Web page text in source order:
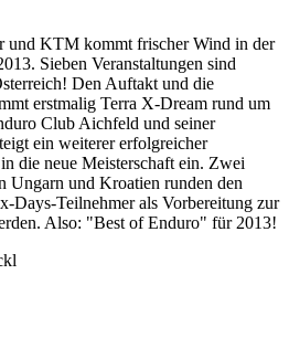
und KTM kommt frischer Wind in der
Sieben Veranstaltungen sind
Den Auftakt und die
erstmalig Terra X-Dream rund um
Club Aichfeld und seiner
ein weiterer erfolgreicher
die neue Meisterschaft ein. Zwei
Ungarn und Kroatien runden den
Days-Teilnehmer als Vorbereitung zur
Also: "Best of Enduro" für 2013!